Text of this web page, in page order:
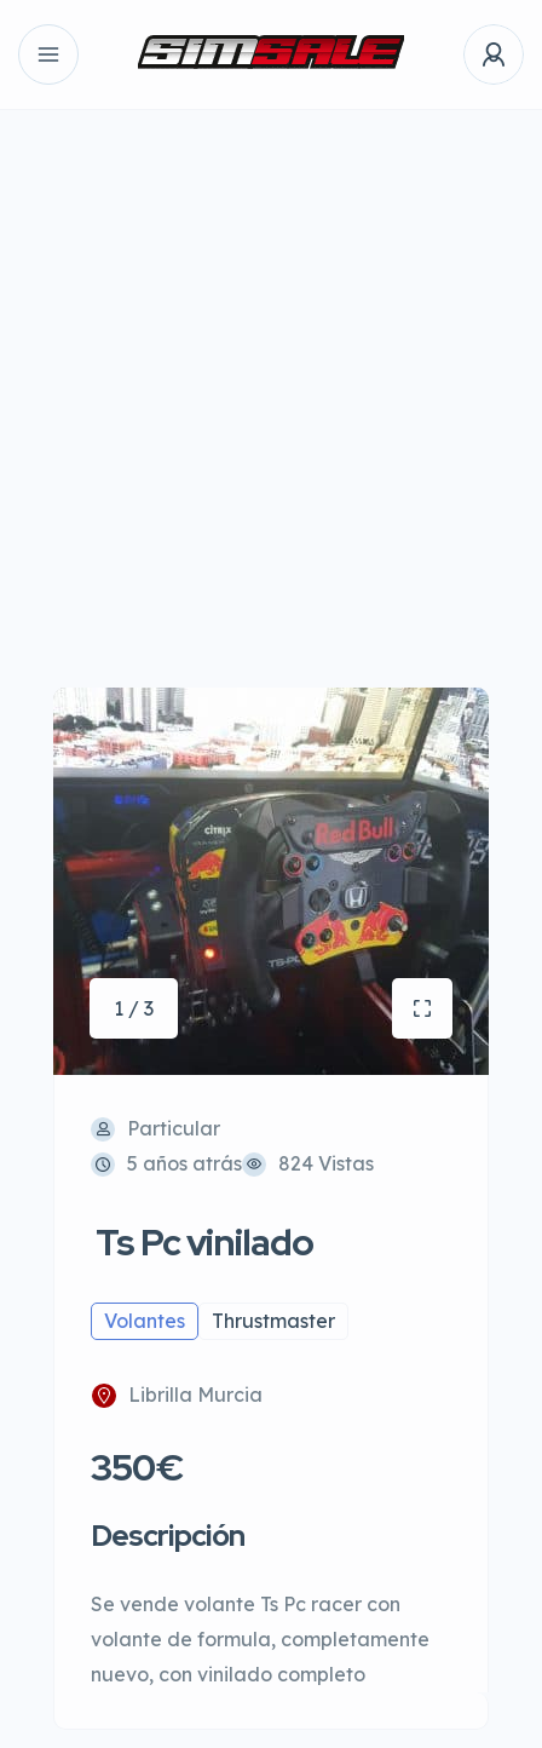
1 / 3
Particular
5 años atrás
824 Vistas
Ts Pc vinilado
Volantes Thrustmaster
Librilla Murcia
350€
Descripción
Se vende volante Ts Pc racer con
volante de formula, completamente
nuevo, con vinilado completo